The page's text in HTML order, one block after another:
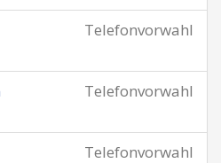
Telefonvorwahl
Telefonvorwahl
Telefonvorwahl